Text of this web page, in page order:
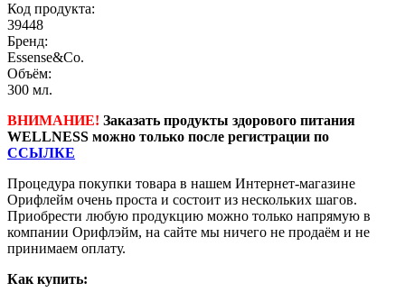
Код продукта:
39448
Бренд:
Essense&Co.
Объём:
300 мл.
ВНИМАНИЕ! Заказать продукты здорового питания
WELLNESS можно только после регистрации по
ССЫЛКЕ
Процедура покупки товара в нашем Интернет-магазине
Орифлейм очень проста и состоит из нескольких шагов.
Приобрести любую продукцию можно только напрямую в
компании Орифлэйм, на сайте мы ничего не продаём и не
принимаем оплату.
Как купить: